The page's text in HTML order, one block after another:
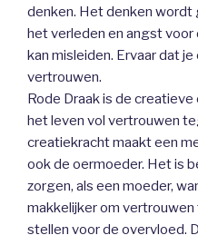
denken. Het denken
het verleden en angst
kan misleiden. Ervaar dat
vertrouwen.
Rode Draak is de
het leven vol vertrouwen
creatiekracht maakt een
ook de oermoeder. Het is
zorgen, als een moeder,
makkelijker om
stellen voor de overvloed.